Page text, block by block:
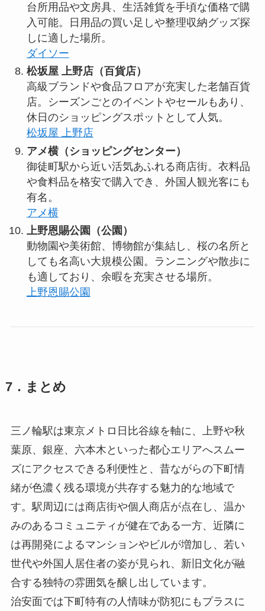
台所用品や文房具、生活雑貨を手頃な価格で購
入可能。日用品の買い足しや整理収納グッズ探
しに適した場所。
ダイソー
松坂屋 上野店（百貨店）
高級ブランドや食品フロアが充実した老舗百貨
店。シーズンごとのイベントやセールもあり、
休日のショッピングスポットとして人気。
松坂屋 上野店
アメ横（ショッピングセンター）
御徒町駅から近い活気あふれる商店街。衣料品
や食料品を格安で購入でき、外国人観光客にも
有名。
アメ横
上野恩賜公園（公園）
動物園や美術館、博物館が集結し、桜の名所と
しても名高い大規模公園。ランニングや散歩に
も適しており、余暇を充実させる場所。
上野恩賜公園
7．まとめ
三ノ輪駅は東京メトロ日比谷線を軸に、上野や秋
葉原、銀座、六本木といった都心エリアへスムー
ズにアクセスできる利便性と、昔ながらの下町情
緒が色濃く残る環境が共存する魅力的な地域で
す。駅周辺には商店街や個人商店が点在し、温か
みのあるコミュニティが健在である一方、近隣に
は再開発によるマンションやビルが増加し、若い
世代や外国人居住者の姿が見られ、新旧文化が融
合する独特の雰囲気を醸し出しています。
治安面では下町特有の人情味が防犯にもプラスに